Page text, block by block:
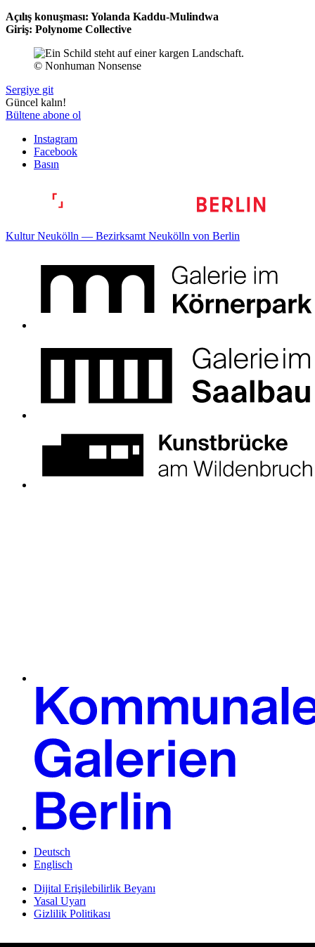
Açılış konuşması: Yolanda Kaddu-Mulindwa
Giriş: Polynome Collective
© Nonhuman Nonsense
Sergiye git
Güncel kalın!
Bültene abone ol
Instagram
Facebook
Basın
Kultur Neukölln — Bezirksamt Neukölln von Berlin
Deutsch
Englisch
Dijital Erişilebilirlik Beyanı
Yasal Uyarı
Gizlilik Politikası